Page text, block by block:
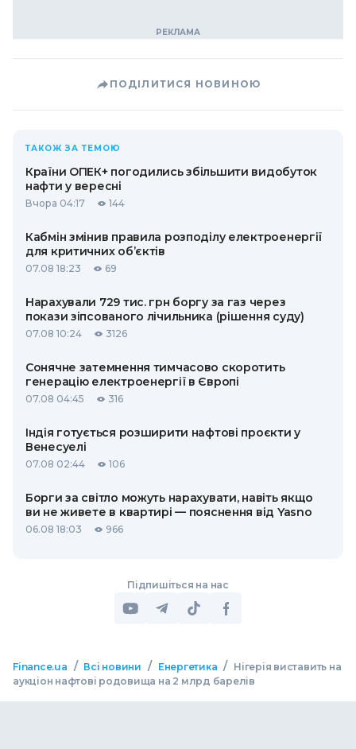
ПОДІЛИТИСЯ НОВИНОЮ
ТАКОЖ ЗА ТЕМОЮ
Країни ОПЕК+ погодились збільшити видобуток
нафти у вересні
Вчора 04:17 144
Кабмін змінив правила розподілу електроенергії
для критичних об’єктів
07.08 18:23 69
Нарахували 729 тис. грн боргу за газ через
покази зіпсованого лічильника (рішення суду)
07.08 10:24 3126
Сонячне затемнення тимчасово скоротить
генерацію електроенергії в Європі
07.08 04:45 316
Індія готується розширити нафтові проєкти у
Венесуелі
07.08 02:44 106
Борги за світло можуть нарахувати, навіть якщо
ви не живете в квартирі — пояснення від Yasno
06.08 18:03 966
Підпишіться на нас
Finance.ua / Всі новини / Енергетика / Нігерія виставить на
аукціон нафтові родовища на 2 млрд барелів